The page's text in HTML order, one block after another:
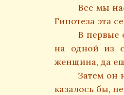
Все мы
Гипотеза эта
В первые
на одной из
женщина, да
Затем он
казалось бы,